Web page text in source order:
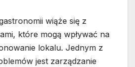
wiąże się z
które mogą wpływać na
lokalu. Jednym z
jest zarządzanie